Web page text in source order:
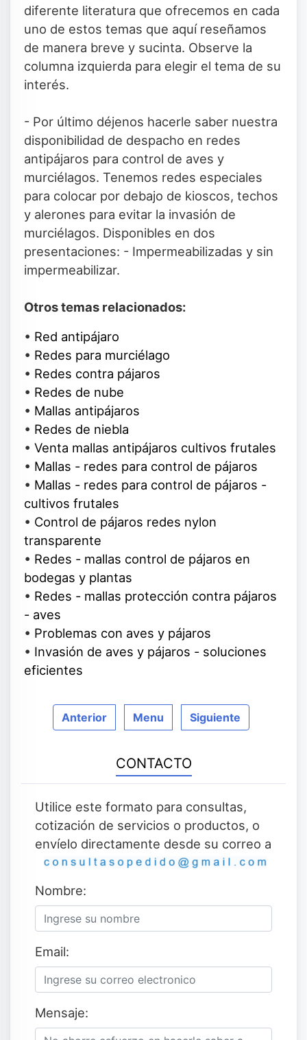
diferente literatura que ofrecemos en cada
uno de estos temas que aquí reseñamos
de manera breve y sucinta. Observe la
columna izquierda para elegir el tema de su
interés.
- Por último déjenos hacerle saber nuestra
disponibilidad de despacho en redes
antipájaros para control de aves y
murciélagos. Tenemos redes especiales
para colocar por debajo de kioscos, techos
y alerones para evitar la invasión de
murciélagos. Disponibles en dos
presentaciones: - Impermeabilizadas y sin
impermeabilizar.
Otros temas relacionados:
• Red antipájaro
• Redes para murciélago
• Redes contra pájaros
• Redes de nube
• Mallas antipájaros
• Redes de niebla
• Venta mallas antipájaros cultivos frutales
• Mallas - redes para control de pájaros
• Mallas - redes para control de pájaros -
cultivos frutales
• Control de pájaros redes nylon
transparente
• Redes - mallas control de pájaros en
bodegas y plantas
• Redes - mallas protección contra pájaros
- aves
• Problemas con aves y pájaros
• Invasión de aves y pájaros - soluciones
eficientes
Anterior Menu Siguiente
CONTACTO
Utilice este formato para consultas,
cotización de servicios o productos, o
envíelo directamente desde su correo a
Nombre:
Email:
Mensaje: